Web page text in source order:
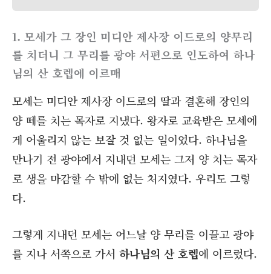
1. 모세가 그 장인 미디안 제사장 이드로의 양무리
를 치더니 그 무리를 광야 서편으로 인도하여 하나
님의 산 호렙에 이르매
모세는 미디안 제사장 이드로의 딸과 결혼해 장인의
양 떼를 치는 목자로 지냈다. 왕자로 교육받은 모세에
게 어울리지 않는 보잘 것 없는 일이었다. 하나님을
만나기 전 광야에서 지내던 모세는 그저 양 치는 목자
로 생을 마감할 수 밖에 없는 처지였다. 우리도 그렇
다.
그렇게 지내던 모세는 어느날 양 무리를 이끌고 광야
를 지나 서쪽으로 가서 하나님의 산 호렙에 이르렀다.